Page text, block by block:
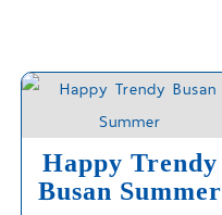
Happy Trendy
Busan Summer